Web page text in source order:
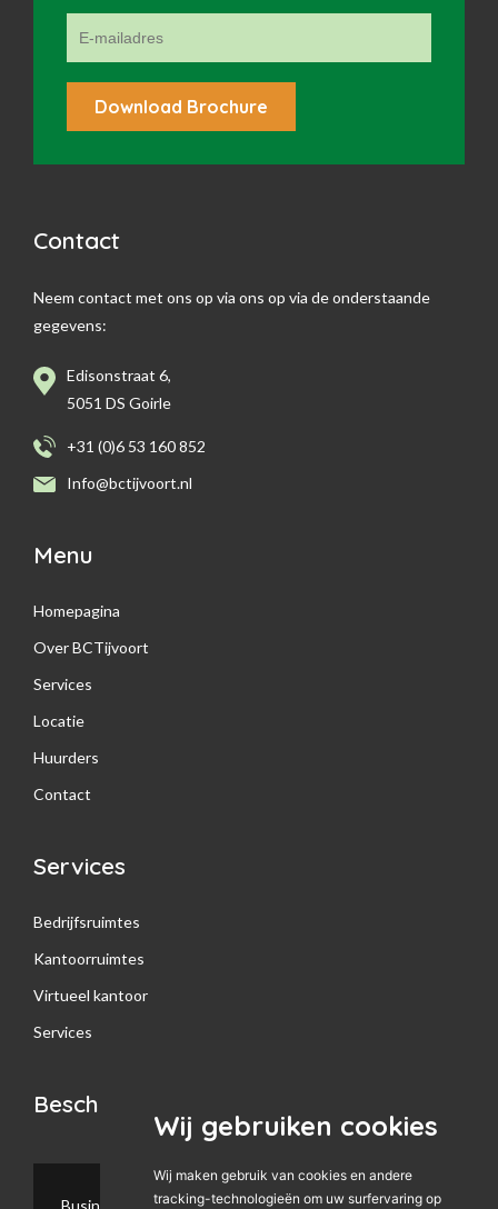
Wij gebruiken cookies
Wij maken gebruik van cookies en andere
tracking-technologieën om uw surfervaring op
Contact
Neem contact met ons op via ons op via de onderstaande
gegevens:
Edisonstraat 6,
5051 DS Goirle
+31 (0)6 53 160 852
Info@bctijvoort.nl
Menu
Homepagina
Over BCTijvoort
Services
Locatie
Huurders
Contact
Services
Bedrijfsruimtes
Kantoorruimtes
Virtueel kantoor
Services
Beschikbaar
Business Center Tijvoort